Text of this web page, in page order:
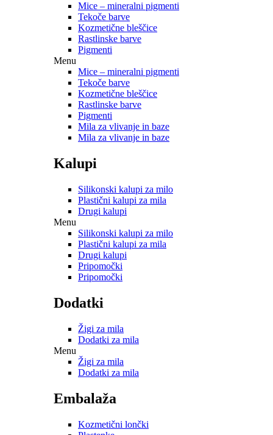
Mice – mineralni pigmenti
Tekoče barve
Kozmetične bleščice
Rastlinske barve
Pigmenti
Menu
Mice – mineralni pigmenti
Tekoče barve
Kozmetične bleščice
Rastlinske barve
Pigmenti
Mila za vlivanje in baze
Mila za vlivanje in baze
Kalupi
Silikonski kalupi za milo
Plastični kalupi za mila
Drugi kalupi
Menu
Silikonski kalupi za milo
Plastični kalupi za mila
Drugi kalupi
Pripomočki
Pripomočki
Dodatki
Žigi za mila
Dodatki za mila
Menu
Žigi za mila
Dodatki za mila
Embalaža
Kozmetični lončki